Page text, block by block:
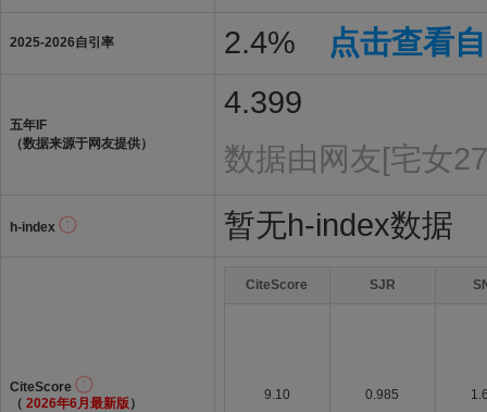
2025-2026自引率 2.4% 点击查看
五年IF
（数据来源于网友提供）
4.399
数据由网友[宅女
h-index 暂无h-index数据
CiteScore
（ 2026年6月最新版 ）
CiteScore SJR
9.10 0.985